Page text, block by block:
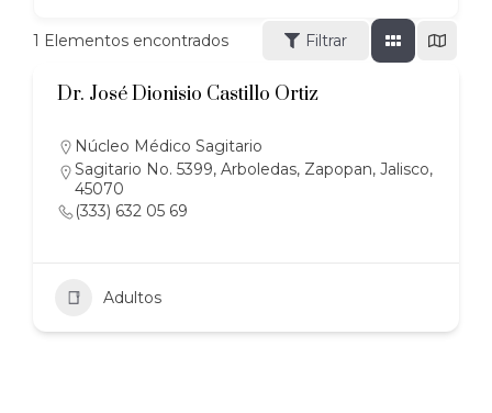
1 Elementos encontrados Filtrar
Dr. José Dionisio Castillo Ortiz
Núcleo Médico Sagitario
Sagitario No. 5399, Arboledas, Zapopan, Jalisco,
45070
(333) 632 05 69
Adultos